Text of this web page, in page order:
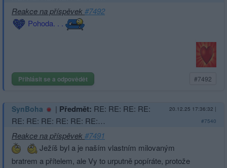
Reakce na příspěvek#7492
Pohoda. . .
Přihlásit se a odpovědět #7492
SynBoha | Předmět: RE: RE: RE: RE:
RE: RE: RE: RE: RE: RE:…
20.12.25 17:36:32 |
#7540
Reakce na příspěvek#7491
Ježíš byl a je naším vlastním milovaným
bratrem a přítelem, ale Vy to urputně popíráte, protože